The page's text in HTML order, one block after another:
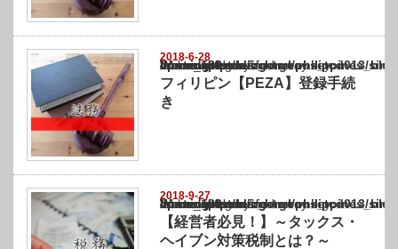
2018-6-28
Warning
: Undefined array key "show_category" in
/home/netst/kuno-cpa.co.jp/public_html/philippines_blog/wp-content/themes/
on line183
フィリピン【PEZA】登録手続
き
2018-9-27
Warning
: Undefined array key "show_category" in
/home/netst/kuno-cpa.co.jp/public_html/philippines_blog/wp-content/themes/
on line183
【経営者必見！】～タックス・
ヘイブン対策税制とは？～